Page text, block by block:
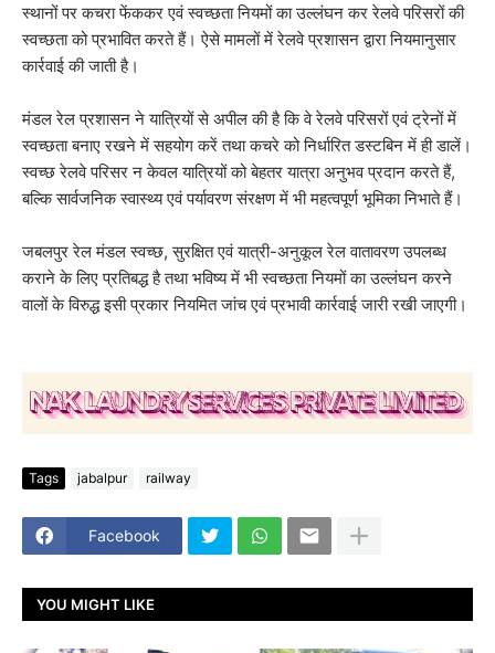
स्थानों पर कचरा फेंककर एवं स्वच्छता नियमों का उल्लंघन कर रेलवे परिसरों की
स्वच्छता को प्रभावित करते हैं। ऐसे मामलों में रेलवे प्रशासन द्वारा नियमानुसार
कार्रवाई की जाती है।
मंडल रेल प्रशासन ने यात्रियों से अपील की है कि वे रेलवे परिसरों एवं ट्रेनों में
स्वच्छता बनाए रखने में सहयोग करें तथा कचरे को निर्धारित डस्टबिन में ही डालें।
स्वच्छ रेलवे परिसर न केवल यात्रियों को बेहतर यात्रा अनुभव प्रदान करते हैं,
बल्कि सार्वजनिक स्वास्थ्य एवं पर्यावरण संरक्षण में भी महत्वपूर्ण भूमिका निभाते हैं।
जबलपुर रेल मंडल स्वच्छ, सुरक्षित एवं यात्री-अनुकूल रेल वातावरण उपलब्ध
कराने के लिए प्रतिबद्ध है तथा भविष्य में भी स्वच्छता नियमों का उल्लंघन करने
वालों के विरुद्ध इसी प्रकार नियमित जांच एवं प्रभावी कार्रवाई जारी रखी जाएगी।
Tags jabalpur railway
Facebook
YOU MIGHT LIKE